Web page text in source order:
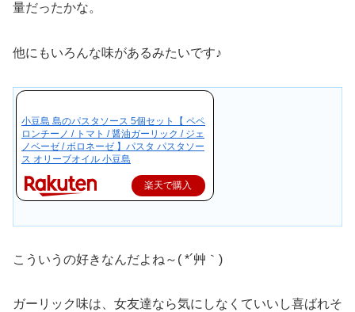
量だったかな。
他にもいろんな味があるみたいです♪
小豆島 島のパスタソース 5個セット【 ペペ
ロンチーノ / トマト / 醤油ガーリック / ジェ
ノベーゼ / ボロネーゼ 】パスタ パスタソー
ス オリーブオイル 小豆島
楽天で購入
こういうの好きなんだよね～( *´艸｀)
ガーリック味は、女友達なら気にしなくていいし喜ばれそ